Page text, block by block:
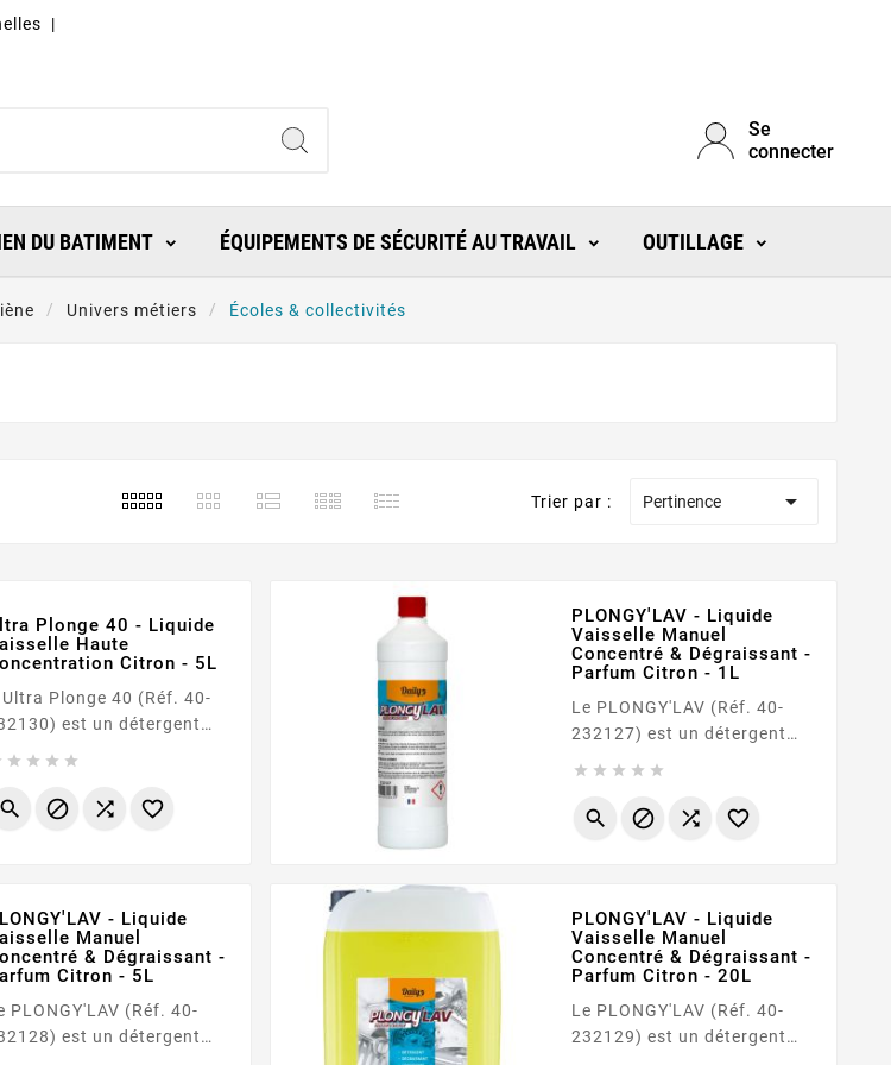
|
Se
connecter
DU BATIMENT ÉQUIPEMENTS DE SÉCURITÉ AU TRAVAIL OUTILLAGE
Univers métiers Écoles & collectivités
Trier par : Pertinence 
Plonge 40 - Liquide
Haute
Citron - 5L
Plonge 40 (Réf. 40-
est un détergent
pour le nettoyage
Grâce à sa teneur
en agents de surface
à 30%), il garantit un
impeccable
à faible dose,
   
   
PLONGY'LAV - Liquide
Vaisselle Manuel
Concentré & Dégraissant -
Parfum Citron - 1L
Le PLONGY'LAV (Réf. 40-
232127) est un détergent
nettoyage manuel de la
dégraissant et sa mousse
onctueuse, il élimine
rapidement les résidus
une agréable odeur de
citron. Sa formule est...
    
   
- Liquide
Manuel
& Dégraissant -
Citron - 5L
40-
est un détergent
PLONGY'LAV - Liquide
Vaisselle Manuel
Concentré & Dégraissant -
Parfum Citron - 20L
Le PLONGY'LAV (Réf. 40-
232129) est un détergent